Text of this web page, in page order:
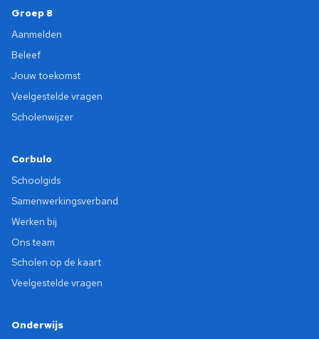
Groep 8
Aanmelden
Beleef
Jouw toekomst
Veelgestelde vragen
Scholenwijzer
Corbulo
Schoolgids
Samenwerkingsverband
Werken bij
Ons team
Scholen op de kaart
Veelgestelde vragen
Onderwijs